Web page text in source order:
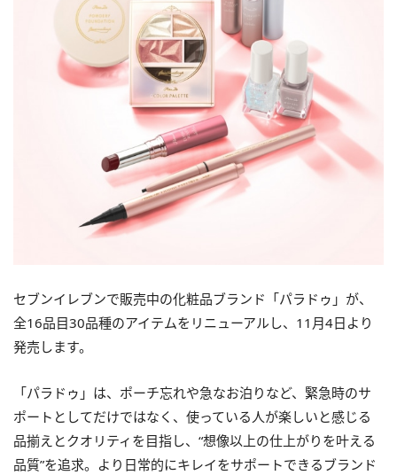
セブンイレブンで販売中の化粧品ブランド「パラドゥ」が、
全16品目30品種のアイテムをリニューアルし、 11 月4日より
発売します。
「パラドゥ」は、ポーチ忘れや急なお泊りなど、緊急時のサ
ポートとしてだけではなく、使っている人が楽しいと感じる
品揃えとクオリティを目指し、“想像以上の仕上がりを叶える
品質”を追求。より日常的にキレイをサポートできるブランド